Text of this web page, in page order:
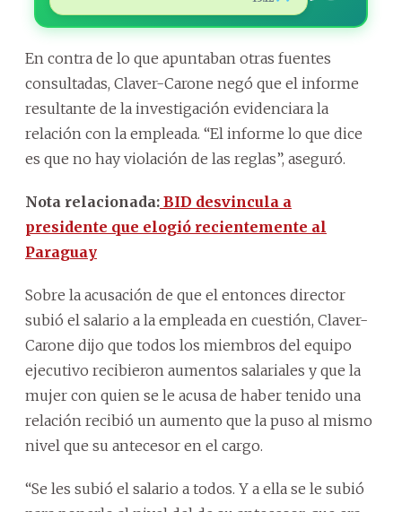
En contra de lo que apuntaban otras fuentes
consultadas, Claver-Carone negó que el informe
resultante de la investigación evidenciara la
relación con la empleada. “El informe lo que dice
es que no hay violación de las reglas”, aseguró.
Nota relacionada: BID desvincula a
presidente que elogió recientemente al
Paraguay
Sobre la acusación de que el entonces director
subió el salario a la empleada en cuestión, Claver-
Carone dijo que todos los miembros del equipo
ejecutivo recibieron aumentos salariales y que la
mujer con quien se le acusa de haber tenido una
relación recibió un aumento que la puso al mismo
nivel que su antecesor en el cargo.
“Se les subió el salario a todos. Y a ella se le subió